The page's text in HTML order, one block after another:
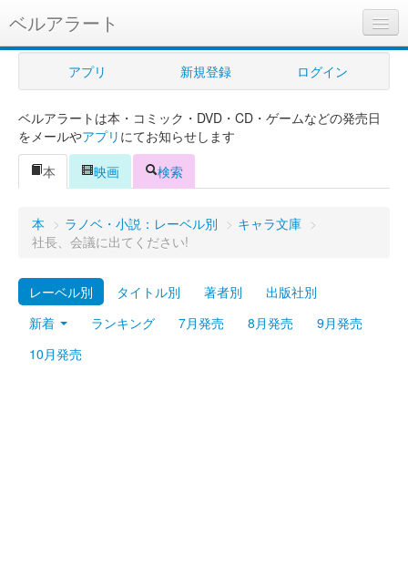
ベルアラート
ベルアラートとは
ヘルプ
新規登録
ログイン
購入管理
Myシェルフ
プレミアム
アプリ 新規登録 ログイン
ベルアラートは本・コミック・DVD・CD・ゲームなどの発売日
をメールやアプリ にてお知らせします
本
映画 検索
本 > ラノベ・小説：レーベル別 > キャラ文庫 >
社長、会議に出てください!
レーベル別 タイトル別 著者別
出版社別
新着
ランキング 7月発売 8月発売
9月発売
10月発売